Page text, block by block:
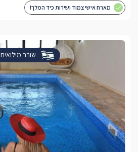
מארח אישי צמוד ושירות כיד המלך!
שובר מילואים